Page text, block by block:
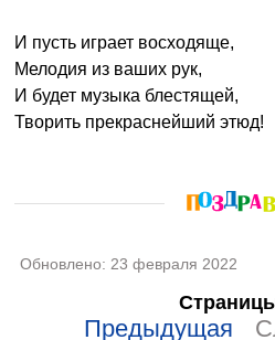
И пусть играет восходяще,
Мелодия из ваших рук,
И будет музыка блестящей,
Творить прекраснейший этюд!
Обновлено: 23 февраля 2022
Предыдущая